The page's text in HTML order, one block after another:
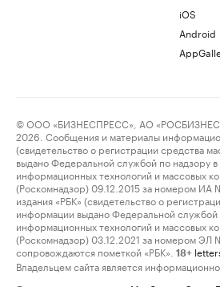
iOS
Android
© ООО «БИЗНЕСПРЕСС», АО
2026. Сообщения и материалы
(свидетельство о регистрации средства
выдано Федеральной службой по надзору в
информационных технологий и массовых
(Роскомнадзор) 09.12.2015 за номером
издания «РБК» (свидетельство о
информации выдано Федеральной службой
информационных технологий и массовых
(Роскомнадзор) 03.12.2021 за номером
сопровождаются пометкой «РБК».
18+
Владельцем сайта является